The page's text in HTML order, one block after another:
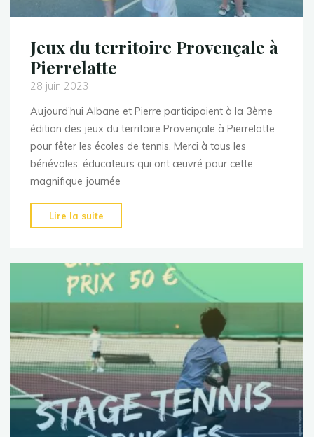
Jeux du territoire Provençale à
Pierrelatte
28 juin 2023
Aujourd’hui Albane et Pierre participaient à la 3ème
édition des jeux du territoire Provençale à Pierrelatte
pour fêter les écoles de tennis. Merci à tous les
bénévoles, éducateurs qui ont œuvré pour cette
magnifique journée
Lire la suite
du
Provençale
à
Pierrelatte"